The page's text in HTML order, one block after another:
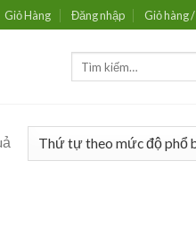
Giỏ Hàng Đăng nhập Giỏ hàng /